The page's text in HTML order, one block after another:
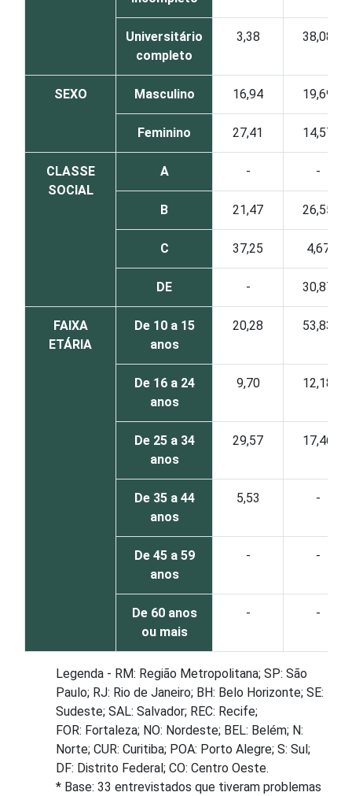
Universitário
completo
3,38 38,08
SEXO Masculino 16,94 19,69
Feminino 27,41 14,57
CLASSE
SOCIAL
A - -
B 21,47 26,55
C 37,25 4,67
DE - 30,87
FAIXA
ETÁRIA
De 10 a 15
anos
20,28 53,83
De 16 a 24
anos
9,70 12,18
De 25 a 34
anos
29,57 17,46
De 35 a 44
anos
5,53 -
De 45 a 59
anos
- -
De 60 anos
ou mais
- -
Legenda - RM: Região Metropolitana; SP: São
Paulo; RJ: Rio de Janeiro; BH: Belo Horizonte; SE:
Sudeste; SAL: Salvador; REC: Recife;
FOR: Fortaleza; NO: Nordeste; BEL: Belém; N:
Norte; CUR: Curitiba; POA: Porto Alegre; S: Sul;
DF: Distrito Federal; CO: Centro Oeste.
* Base: 33 entrevistados que tiveram problemas